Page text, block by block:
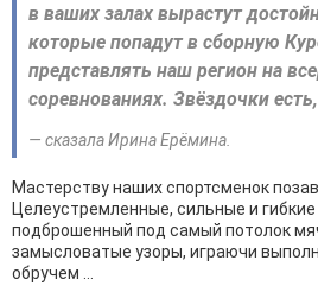
в ваших залах вырастут
которые попадут в сборную
представлять наш регион на
соревнованиях. Звёздочки есть,
— сказала Ирина Ерёмина.
Мастерству наших спортсменок
Целеустремленные, сильные и
подброшенный под самый потолок
замысловатые узоры, играючи
обручем …